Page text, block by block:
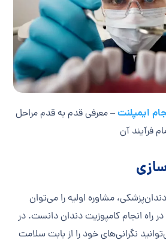
ایمپلنت– معرفی قدم به قدم مراحل
فرآیند آن
مشاوره اولیه را می‌توان
راه انجام کامپوزیت دندان دانست. در
نگرانی‌های خود را از بابت سلامت